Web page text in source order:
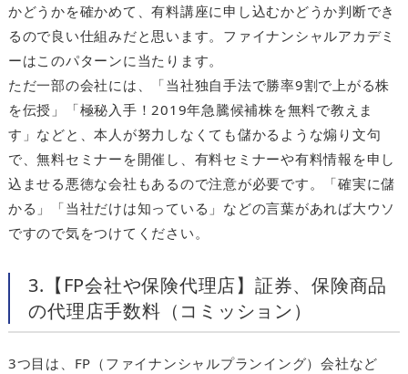
かどうかを確かめて、有料講座に申し込むかどうか判断でき
るので良い仕組みだと思います。ファイナンシャルアカデミ
ーはこのパターンに当たります。
ただ一部の会社には、「当社独自手法で勝率9割で上がる株
を伝授」「極秘入手！2019年急騰候補株を無料で教えま
す」などと、本人が努力しなくても儲かるような煽り文句
で、無料セミナーを開催し、有料セミナーや有料情報を申し
込ませる悪徳な会社もあるので注意が必要です。「確実に儲
かる」「当社だけは知っている」などの言葉があれば大ウソ
ですので気をつけてください。
3.【FP会社や保険代理店】証券、保険商品
の代理店手数料（コミッション）
3つ目は、FP（ファイナンシャルプランイング）会社など